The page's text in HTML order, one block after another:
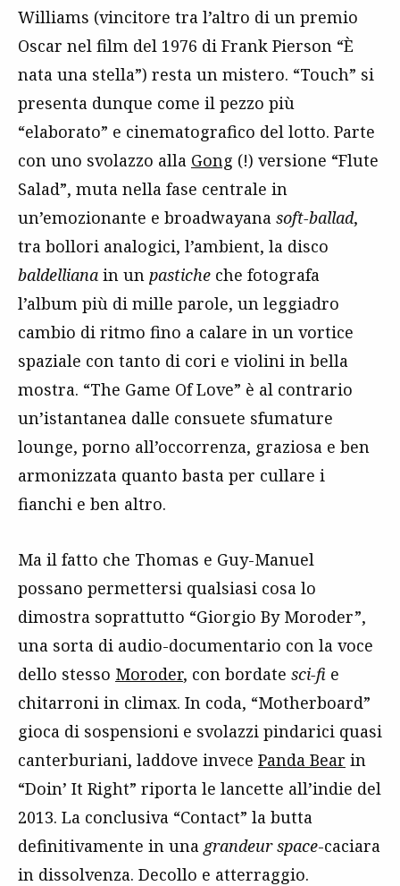
Williams (vincitore tra l’altro di un premio
Oscar nel film del 1976 di Frank Pierson “È
nata una stella”) resta un mistero. “Touch” si
presenta dunque come il pezzo più
“elaborato” e cinematografico del lotto. Parte
con uno svolazzo alla Gong (!) versione “Flute
Salad”, muta nella fase centrale in
un’emozionante e broadwayana soft-ballad,
tra bollori analogici, l’ambient, la disco
baldelliana in un pastiche che fotografa
l’album più di mille parole, un leggiadro
cambio di ritmo fino a calare in un vortice
spaziale con tanto di cori e violini in bella
mostra. “The Game Of Love” è al contrario
un’istantanea dalle consuete sfumature
lounge, porno all’occorrenza, graziosa e ben
armonizzata quanto basta per cullare i
fianchi e ben altro.
Ma il fatto che Thomas e Guy-Manuel
possano permettersi qualsiasi cosa lo
dimostra soprattutto “Giorgio By Moroder”,
una sorta di audio-documentario con la voce
dello stesso Moroder, con bordate sci-fi e
chitarroni in climax. In coda, “Motherboard”
gioca di sospensioni e svolazzi pindarici quasi
canterburiani, laddove invece Panda Bear in
“Doin’ It Right” riporta le lancette all’indie del
2013. La conclusiva “Contact” la butta
definitivamente in una grandeur space-caciara
in dissolvenza. Decollo e atterraggio.